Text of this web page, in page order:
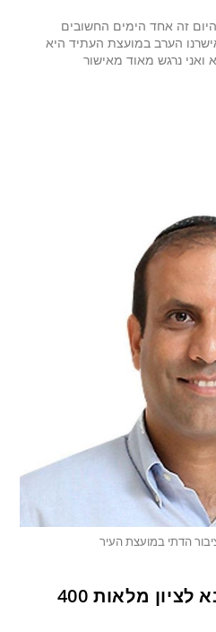
זה אחד הימים החשובים
הערב במועצת העתיד היא
נרגש מאוד מאישור
הדתי במועצת העיר
ערב מרגש בכפר סבא לציון מלאות 400